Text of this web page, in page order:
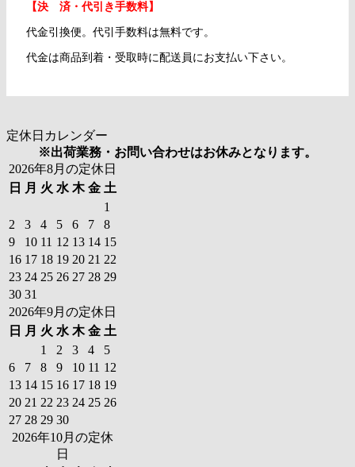
【決 済・代引き手数料】
代金引換便。代引手数料は無料です。
代金は商品到着・受取時に配送員にお支払い下さい。
定休日カレンダー
※出荷業務・お問い合わせはお休みとなります。
2026年8月の定休日
日
月 火 水 木 金 土
1
2
3 4 5 6 7
8
9
10 11 12 13 14 15
16 17 18 19 20 21 22
23 24 25 26 27 28 29
30 31
2026年9月の定休日
日
月 火 水 木 金 土
1
2 3 4
5
6
7 8 9 10 11 12
13 14 15 16 17 18 19
20 21 22 23 24 25 26
27 28 29 30
2026年10月の定休
日